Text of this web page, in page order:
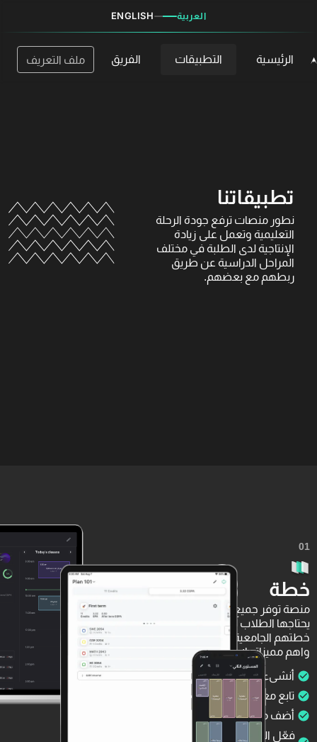
الرئيسية التطبيقات الفريق ملف التعريف
ENGLISH العربية
تطبيقاتنا
نطور منصات ترفع جودة الرحلة
التعليمية وتعمل على زيادة
الإنتاجية لدى الطلبة في مختلف
المراحل الدراسية عن طريق
ربطهم مع بعضهم.
01
خطة
منصة توفر جميع الخدمات التي
يحتاجها الطلاب لتنظيم ومتابعة
خطتهم الجامعية في تطبيق واحد
واهم مميزاتها:
أنشىء وشارك خطتك الأكاديمية
تابع معدلك الفصلي والتراكمي
أضف مهامك وحدد أولوياتها
فعّل التذكيرات لمهامك